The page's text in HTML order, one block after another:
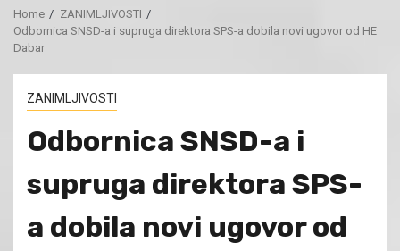
Home
ZANIMLJIVOSTI
Odbornica SNSD-a i supruga direktora SPS-a dobila novi ugovor od HE
Dabar
ZANIMLJIVOSTI
Odbornica SNSD-a i
supruga direktora SPS-
a dobila novi ugovor od